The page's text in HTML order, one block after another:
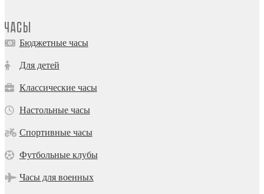
Часы
Бюджетные часы
Для детей
Классические часы
Настольные часы
Спортивные часы
Футбольные клубы
Часы для военных